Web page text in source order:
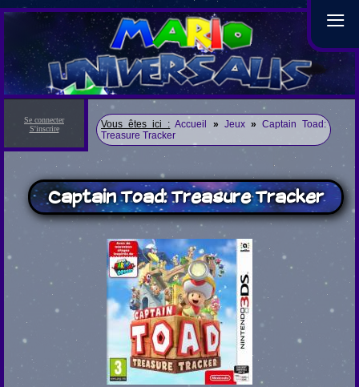
≡
Se connecter
S'inscrire
Vous êtes ici : Accueil » Jeux » Captain Toad:
Treasure Tracker
Captain Toad: Treasure Tracker